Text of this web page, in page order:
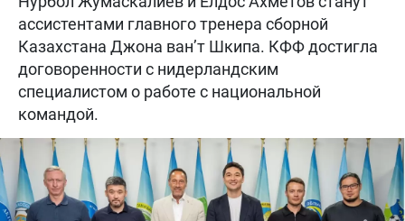
ассистентами главного тренера сборной
Казахстана Джона ван’т Шкипа. КФФ достигла
договоренности с нидерландским
специалистом о работе с национальной
командой.